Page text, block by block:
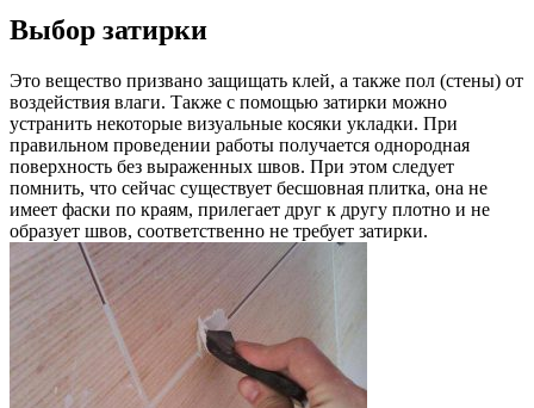
Выбор затирки
Это вещество призвано защищать клей, а также пол (стены) от
воздействия влаги. Также с помощью затирки можно
устранить некоторые визуальные косяки укладки. При
правильном проведении работы получается однородная
поверхность без выраженных швов. При этом следует
помнить, что сейчас существует бесшовная плитка, она не
имеет фаски по краям, прилегает друг к другу плотно и не
образует швов, соответственно не требует затирки.